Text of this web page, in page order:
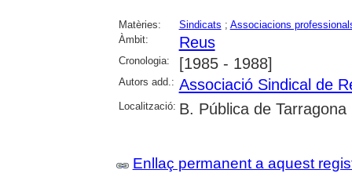
Matèries: Sindicats ; Associacions
Àmbit:
Reus
Cronologia: [1985 - 1988]
Autors add.: Associació Sindical de
Localització: B. Pública de Tarragona
Enllaç permanent a aquest